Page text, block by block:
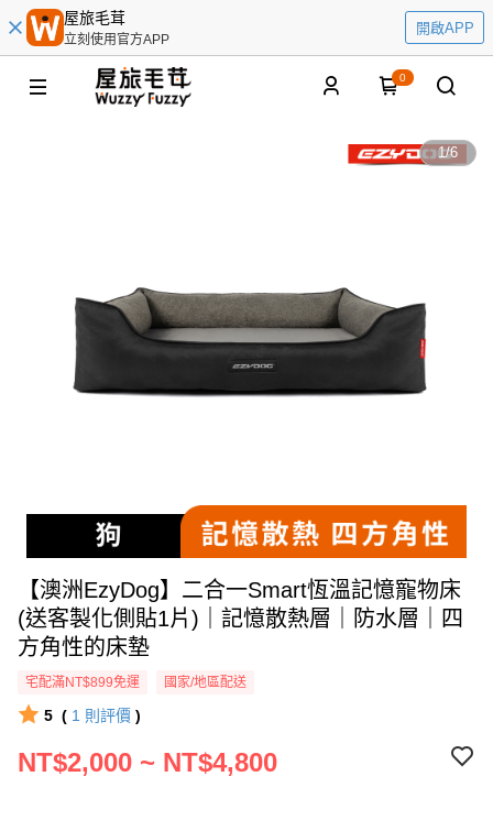
屋旅毛茸
立刻使用官方APP
開啟APP
0
1/6
【澳洲EzyDog】二合一Smart恆溫記憶寵物床
(送客製化側貼1片)｜記憶散熱層｜防水層｜四
方角性的床墊
宅配滿NT$899免運 國家/地區配送
5 ( 1 則評價 )
NT$2,000 ~ NT$4,800